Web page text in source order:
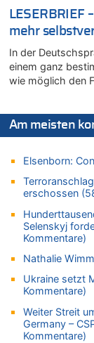
08.08.2026 -
Wasserstand
Leipzig,
Drohnen mit
Drohnen mit
08.08.2026 -
Zwölf Jahre
Leipzig,
Drohnen mit
08.08.2026 -
Wasserstand
08.08.2026 -
08.08.2026 -
08.08.2026 -
Zweite
mehr
In der
einem ganz
wie möglich den
Am meisten
Elsenborn:
erschossen
Selenskyj
Kommentare)
Nathalie
Ukraine setzt
Kommentare)
Weiter Streit
Germany –
Kommentare)